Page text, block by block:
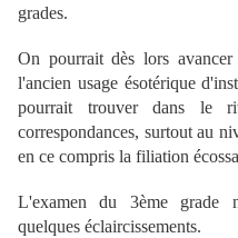
grades.
On pourrait dès lors
l'ancien usage ésotérique
pourrait trouver dans le
correspondances, surtout au
en ce compris la filiation
L'examen du 3ème grade
quelques éclaircissements.